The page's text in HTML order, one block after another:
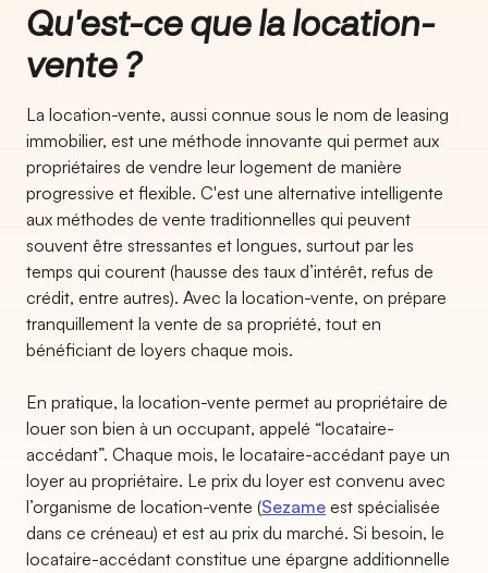
Qu'est-ce que la location-
vente ?
La location-vente, aussi connue sous le nom de leasing
immobilier, est une méthode innovante qui permet aux
propriétaires de vendre leur logement de manière
progressive et flexible. C'est une alternative intelligente
aux méthodes de vente traditionnelles qui peuvent
souvent être stressantes et longues, surtout par les
temps qui courent (hausse des taux d’intérêt, refus de
crédit, entre autres). Avec la location-vente, on prépare
tranquillement la vente de sa propriété, tout en
bénéficiant de loyers chaque mois.
En pratique, la location-vente permet au propriétaire de
louer son bien à un occupant, appelé “locataire-
accédant”. Chaque mois, le locataire-accédant paye un
loyer au propriétaire. Le prix du loyer est convenu avec
l’organisme de location-vente (Sezame est spécialisée
dans ce créneau) et est au prix du marché. Si besoin, le
locataire-accédant constitue une épargne additionnelle